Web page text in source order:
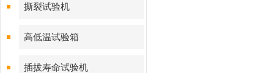
撕裂试验机
高低温试验箱
插拔寿命试验机